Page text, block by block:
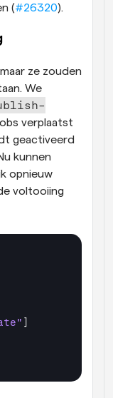
(#26320).
ze zouden
We
verplaatst
geactiveerd
kunnen
opnieuw
voltooiing